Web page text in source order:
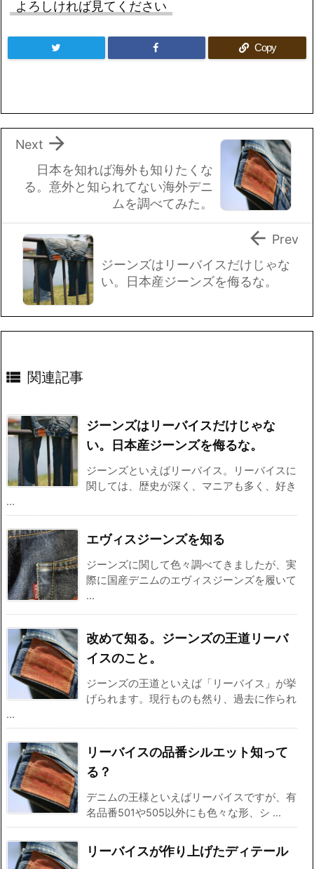
よろしければ見てください
Copy
日本を知れば海外も知りたくな
る。意外と知られてない海外デニ
ムを調べてみた。

Next
ジーンズはリーバイスだけじゃな
い。日本産ジーンズを侮るな。
 Prev
 関連記事
ジーンズはリーバイスだけじゃな
い。日本産ジーンズを侮るな。
ジーンズといえばリーバイス。リーバイスに
関しては、歴史が深く、マニアも多く、好き
...
エヴィスジーンズを知る
ジーンズに関して色々調べてきましたが、実
際に国産デニムのエヴィスジーンズを履いて
...
改めて知る。ジーンズの王道リーバ
イスのこと。
ジーンズの王道といえば「リーバイス」が挙
げられます。現行ものも然り、過去に作られ
...
リーバイスの品番シルエット知って
る？
デニムの王様といえばリーバイスですが、有
名品番501や505以外にも色々な形、シ ...
リーバイスが作り上げたディテール